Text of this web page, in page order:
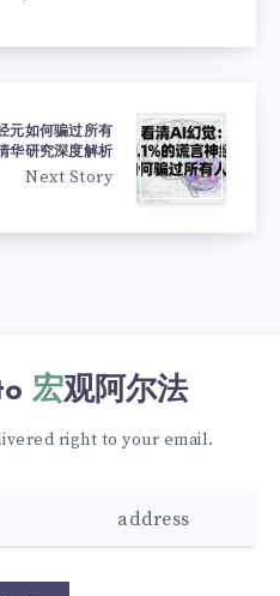
元如何骗过所有
华研究深度解析
Next Story
宏观阿尔法
right to your email.